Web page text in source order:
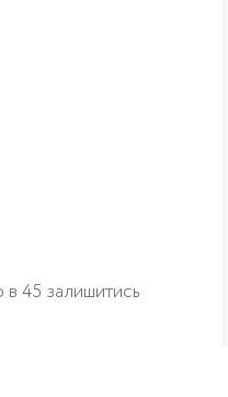
45 залишитись